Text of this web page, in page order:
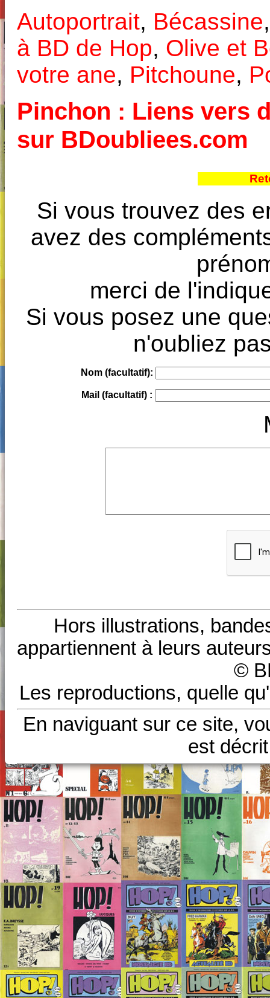
Autoportrait, Bécassine
à BD de Hop, Olive et
votre ane, Pitchoune,
Pinchon : Liens vers
sur BDoubliees.com
Si vous trouvez des
avez des
merci de
Si vous posez une
n'oubliez
Nom (facultatif):
Mail (facultatif) :
Hors illustrations,
appartiennent à leurs
©
Les reproductions, quelle
En naviguant sur ce site,
est